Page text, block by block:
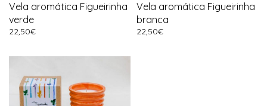
Vela aromática Figueirinha
verde
22,50€
Vela aromática Figueirinha
branca
22,50€